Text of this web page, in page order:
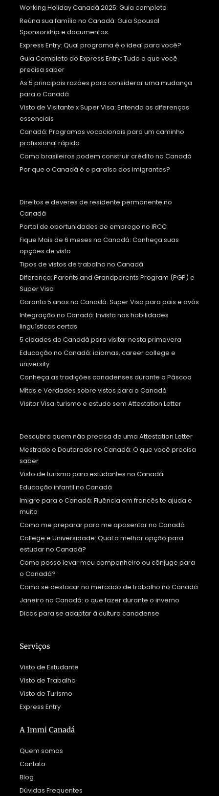
Working Holiday Canadá 2025: Guia completo
Reúna sua família no Canadá: Guia Spousal
Sponsorship e documentos
Express Entry: Qual programa é o ideal para você?
Guia Completo do Express Entry: Tudo o que você
precisa saber
As 5 principais razões para considerar uma mudança
para o Canadá
Visto de Visitante x Super Visa: Entenda as diferenças
essenciais
Canadá: Programas vocacionais para um caminho
profissional rápido
Como brasileiros podem construir crédito no Canadá
Por que o Canadá é o paraíso dos imigrantes?
Direitos e deveres de residente permanente no
Canadá
Portal de oportunidades de emprego no IRCC
Fique Mais de 6 meses no Canadá: Conheça suas
opções de visto
Tipos de vistos de trabalho no Canadá
Diferença: Parents and Grandparents Program (PGP) e
Super Visa
Garanta 5 anos no Canadá: Super Visa para pais e avós
Integração no Canadá: Invista nas habilidades
linguísticas certas
5 cidades do Canadá para visitar nesta primavera
Educação no Canadá: idiomas, career college e
university
Conheça as tradições canadenses durante a Páscoa
Mitos e Verdades sobre vistos para o Canadá
Visitor Visa: turismo e estudo sem Attestation Letter
Descubra quem não precisa de uma Attestation Letter
Mestrado e Doutorado no Canadá: O que você precisa
saber
Visto de turismo para estudantes no Canadá
Educação infantil no Canadá
Imigre para o Canadá: Fluência em francês te ajuda e
muito
Como me preparar para me aposentar no Canadá
College e Universidade: Qual a melhor opção para
estudar no Canadá?
Como posso levar meu companheiro ou cônjuge para
o Canadá?
Como se destacar no mercado de trabalho no Canadá
Janeiro no Canadá: o que fazer durante o inverno
Dicas para se adaptar à cultura canadense
Serviços
Visto de Estudante
Visto de Trabalho
Visto de Turismo
Express Entry
A Immi Canadá
Quem somos
Contato
Blog
Dúvidas Frequentes